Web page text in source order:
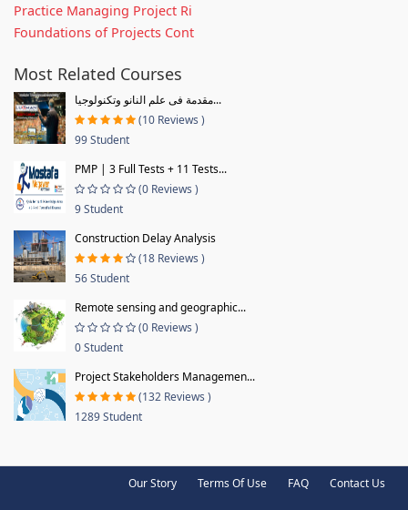
Practice Managing Project Ri
Foundations of Projects Cont
Most Related Courses
مقدمة فى علم النانو وتكنولوجيا...
(10 Reviews )
99 Student
PMP | 3 Full Tests + 11 Tests...
(0 Reviews )
9 Student
Construction Delay Analysis
(18 Reviews )
56 Student
Remote sensing and geographic...
(0 Reviews )
0 Student
Project Stakeholders Managemen...
(132 Reviews )
1289 Student
Our Story Terms Of Use FAQ Contact Us